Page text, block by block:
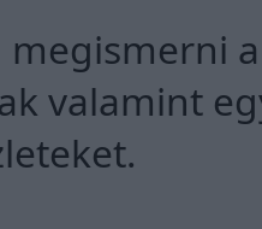
megismerni
valamint